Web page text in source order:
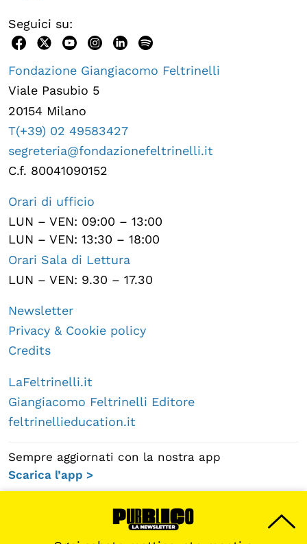
Under25
Classici del Pensiero Politico
Master e Executive Program
Seguici su:
Fondazione Giangiacomo Feltrinelli
Viale Pasubio 5
20154 Milano
T(+39) 02 49583427
segreteria@fondazionefeltrinelli.it
C.f. 80041090152
Orari di ufficio
LUN – VEN: 09:00 – 13:00
LUN – VEN: 13:30 – 18:00
Orari Sala di Lettura
LUN – VEN: 9.30 – 17.30
Newsletter
Privacy & Cookie policy
Credits
LaFeltrinelli.it
Giangiacomo Feltrinelli Editore
feltrinellieducation.it
Sempre aggiornati con la nostra app
Scarica l’app >